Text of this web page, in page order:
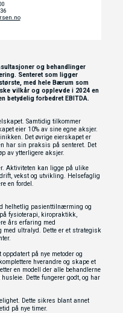
og behandlinger
Senteret som ligger
med hele Bærum som
vilkår og opplevde i 2024 en
betydelig forbedret EBITDA.
Samtidig tilkommer
eier 10% av sine egne aksjer.
Det øvrige eierskapet er
har sin praksis på senteret. Det
av ytterligere aksjer.
Aktiviteten kan ligge på ulike
vekst og utvikling. Helsefaglig
en fordel.
helhetlig pasienttilnærming og
fysioterapi, kiropraktikk,
års erfaring med
ultralyd. Dette er et strategisk
på nye metoder og
hverandre og skape et
en modell der alle behandlerne
Dette fungerer godt, og har
Dette sikres blant annet
på nye timer.